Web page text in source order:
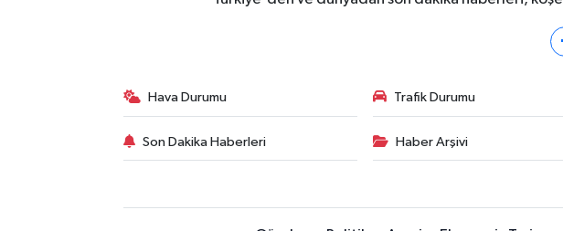
Hava Durumu Trafik Durumu
Son Dakika Haberleri Haber Arşivi